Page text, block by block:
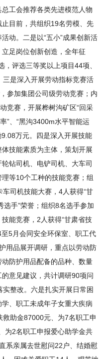
工会推荐各类先进模范人物
目前，共组织19名劳模、先
动。二是以“五小”成果创新活
足岗位创新创造，全年征
，评选三等奖以上项目44项、
是深入开展劳动指标竞赛活
参加集团公司级劳动竞赛；内
竞赛，开展桦树沟矿区“回采
”、“黑沟3400m水平智能运
万元。四是深入开展技能
技能素质为主体，策划开展
钻司机、电铲司机、大车司
等10个工种的技能竞赛；组
司机技能大赛，4人获得“甘
选手”荣誉；组织8名选手参加
能竞赛，2人获得“甘肃省技
5月会同安全环保室、职工代
用品展开调研，重点以劳动防
防护用品配备的品种、数量
意见建议，共计调研90项问
整改。六是扎实开展日常困
、职工未成年子女重大疾病
助金87000元、为7名职工申
为2名职工申报爱心助学金共
系亲属去世慰问22户、结婚慰